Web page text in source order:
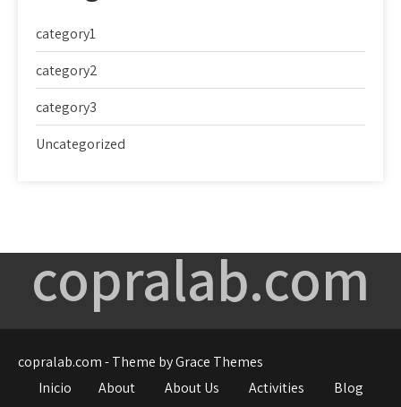
category1
category2
category3
Uncategorized
copralab.com
copralab.com - Theme by Grace Themes
Inicio
About About Us Activities Blog